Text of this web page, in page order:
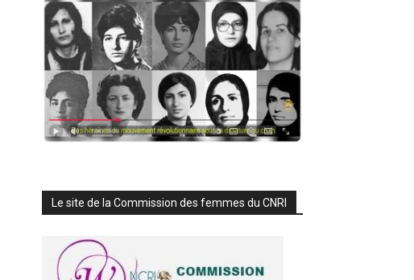
Le site de la Commission des femmes du CNRI